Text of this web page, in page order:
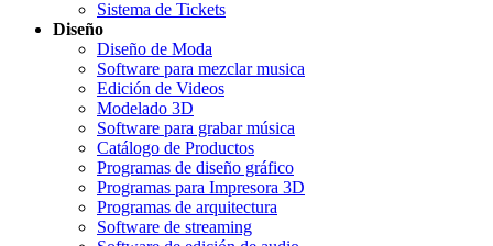
Sistema de Tickets
Diseño
Diseño de Moda
Software para mezclar musica
Edición de Videos
Modelado 3D
Software para grabar música
Catálogo de Productos
Programas de diseño gráfico
Programas para Impresora 3D
Programas de arquitectura
Software de streaming